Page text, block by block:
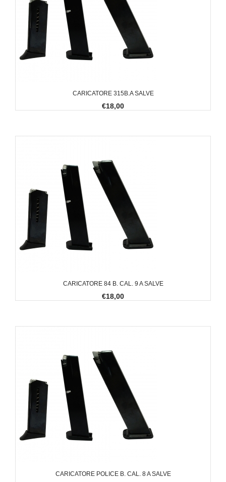
CARICATORE 315B.A SALVE
€18,00
CARICATORE 84 B. CAL. 9 A SALVE
€18,00
CARICATORE POLICE B. CAL. 8 A SALVE